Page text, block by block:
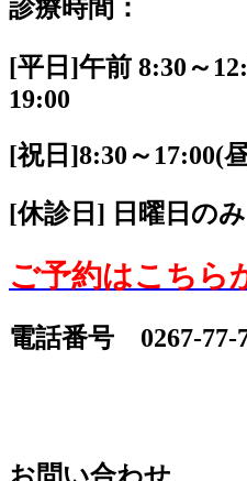
診療時間：
[平日]午前 8:30～
19:00
[祝日]8:30～17:00(
[休診日] 日曜日のみ
ご予約はこちら
電話番号 0267-77-